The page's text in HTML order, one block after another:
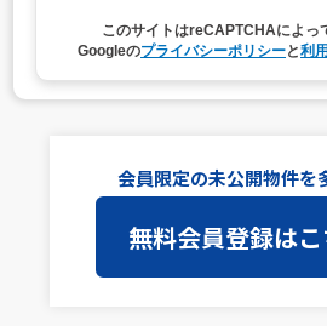
（1）お問い合わせ対応（本人への
4. 個人情報取扱いの委託
当社は事業運営上、前項利用目的の
を外部に委託することがあります。
護水準の高い委託先を選定し、個人
保持についての契約を交わし、適切
このサイトはreCAPTCHAによっ
Googleのプライバシーポリシーと利
会員限定の未公開物件を
無料会員登録は